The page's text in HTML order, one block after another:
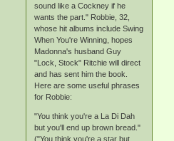
sound like a Cockney if he
wants the part." Robbie, 32,
whose hit albums include Swing
When You're Winning, hopes
Madonna's husband Guy
"Lock, Stock" Ritchie will direct
and has sent him the book.
Here are some useful phrases
for Robbie:
"You think you're a La Di Dah
but you'll end up brown bread."
("You think you're a star but